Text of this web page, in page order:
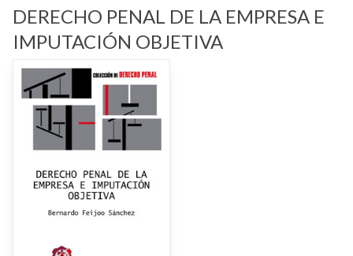
DERECHO PENAL DE LA EMPRESA E
IMPUTACIÓN OBJETIVA